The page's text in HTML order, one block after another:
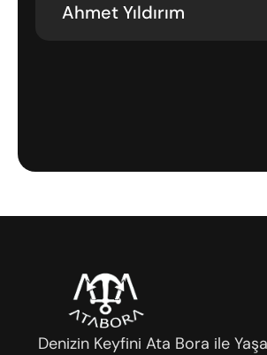
Ahmet Yıldırım
Denizin Keyfini Ata Bora ile